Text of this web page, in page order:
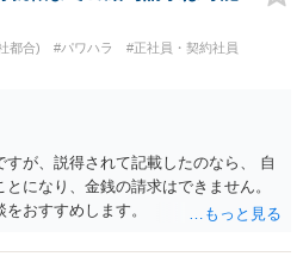
都合) #パワハラ #正社員・契約社員
が、説得されて記載したのなら、 自
になり、金銭の請求はできません。
おすすめします。